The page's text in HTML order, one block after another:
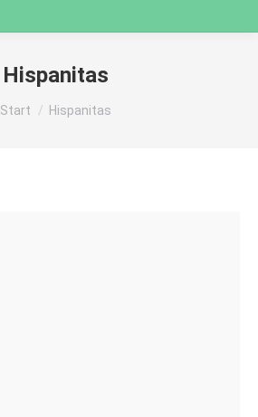
Hispanitas
Sie befinden sich hier:
Start Hispanitas